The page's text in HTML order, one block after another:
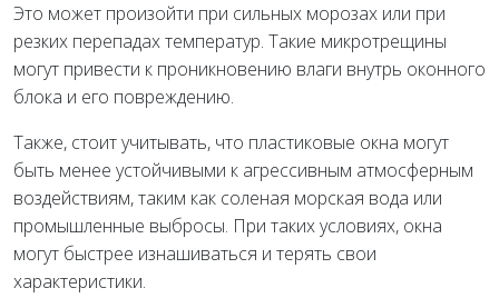
Это может произойти при сильных морозах или при
резких перепадах температур. Такие микротрещины
могут привести к проникновению влаги внутрь оконного
блока и его повреждению.
Также, стоит учитывать, что пластиковые окна могут
быть менее устойчивыми к агрессивным атмосферным
воздействиям, таким как соленая морская вода или
промышленные выбросы. При таких условиях, окна
могут быстрее изнашиваться и терять свои
характеристики.